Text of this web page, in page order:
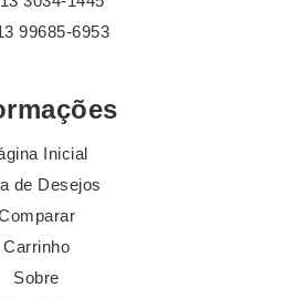
99685-6953
Inicial
de Desejos
Carrinho
Sobre